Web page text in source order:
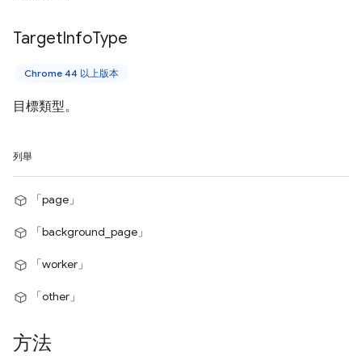
TargetInfoType
Chrome 44 以上版本
目標類型。
列舉
「page」
「background_page」
「worker」
「other」
方法